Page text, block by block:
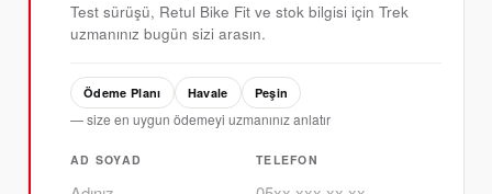
Test sürüşü, Retul Bike Fit ve stok bilgisi için Trek
uzmanınız bugün sizi arasın.
Ödeme Planı Havale Peşin
— size en uygun ödemeyi uzmanınız anlatır
AD SOYAD TELEFON